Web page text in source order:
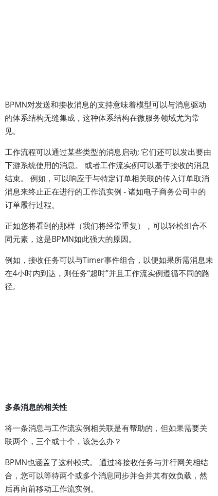
BPMN对发送和接收消息的支持意味着模型可以与消息驱动
的体系结构无缝集成，这种体系结构在微服务领域尤为常
见。
工作流程可以通过某些类型的消息启动; 它们还可以发出要由
下游系统使用的消息。 或者工作流实例可以基于接收的消息
结束。 例如，可以响应于与特定订单相关联的传入订单取消
消息来终止正在进行的工作流实例 - 诸如电子商务公司中的
订单履行过程。
正如您将看到的那样（我们将经常重复），可以轻松组合不
同元素，这是BPMN如此强大的原因。
例如，接收任务可以与Timer事件组合，以便如果所需消息未
在4小时内到达，则任务“超时”并且工作流实例遵循不同的路
径。
多条消息的相关性
将一条消息与工作流实例相关联是有帮助的，但如果需要关
联两个，三个或十个，该怎么办？
BPMN也涵盖了这种模式。 通过将接收任务与并行网关相结
合，您可以等待两个或多个消息同步并合并其有效负载，然
后再向前移动工作流实例。